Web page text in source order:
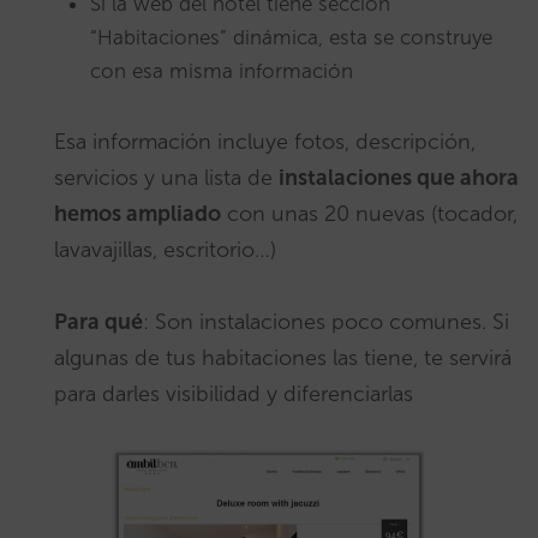
“Habitaciones” dinámica, esta se construye
con esa misma información
Esa información incluye fotos, descripción,
servicios y una lista de instalaciones que ahora
hemos ampliado con unas 20 nuevas (tocador,
lavavajillas, escritorio…)
Para qué: Son instalaciones poco comunes. Si
algunas de tus habitaciones las tiene, te servirá
para darles visibilidad y diferenciarlas